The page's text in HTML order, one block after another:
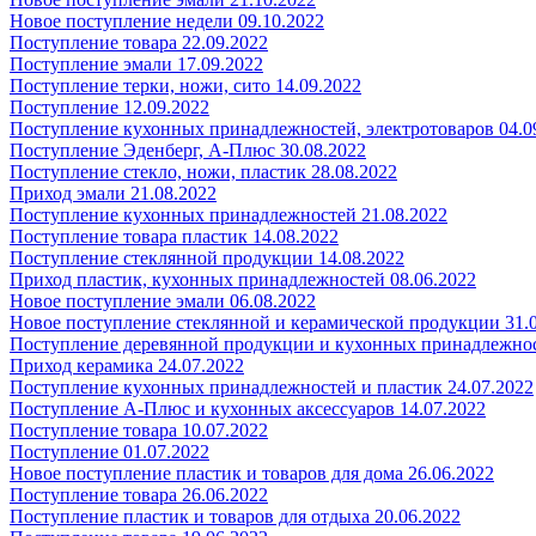
Новое поступление недели 09.10.2022
Поступление товара 22.09.2022
Поступление эмали 17.09.2022
Поступление терки, ножи, сито 14.09.2022
Поступление 12.09.2022
Поступление кухонных принадлежностей, электротоваров
Поступление Эденберг, А-Плюс 30.08.2022
Поступление стекло, ножи, пластик 28.08.2022
Приход эмали 21.08.2022
Поступление кухонных принадлежностей 21.08.2022
Поступление товара пластик 14.08.2022
Поступление стеклянной продукции 14.08.2022
Приход пластик, кухонных принадлежностей 08.06.2022
Новое поступление эмали 06.08.2022
Новое поступление стеклянной и керамической продукции
Поступление деревянной продукции и кухонных
Приход керамика 24.07.2022
Поступление кухонных принадлежностей и пластик 24.07.2022
Поступление А-Плюс и кухонных аксессуаров 14.07.2022
Поступление товара 10.07.2022
Поступление 01.07.2022
Новое поступление пластик и товаров для дома 26.06.2022
Поступление товара 26.06.2022
Поступление пластик и товаров для отдыха 20.06.2022